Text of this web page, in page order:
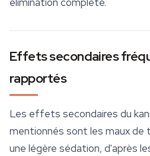
Effets secondaires
rapportés
Les effets secondaires du
mentionnés sont les maux de
une légère sédation, d'après